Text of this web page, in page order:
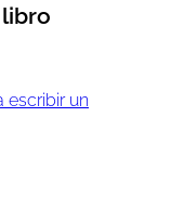
escribir un